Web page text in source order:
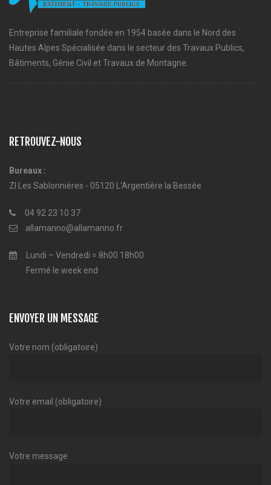
Entreprise familiale fondée en 1954 basée dans le Nord des
Hautes Alpes Spécialisée dans le secteur des Travaux Publics,
Bâtiments, Génie Civil et Travaux de Montagne.
RETROUVEZ-NOUS
Bureaux :
ZI Les Sablonnières - 05120 L'Argentière la Bessée
04 92 23 10 37
allamanno@allamanno.fr
Lundi – Vendredi = 8h00 18h00
Fermé le week end
ENVOYER UN MESSAGE
Votre nom (obligatoire)
Votre email (obligatoire)
Votre message